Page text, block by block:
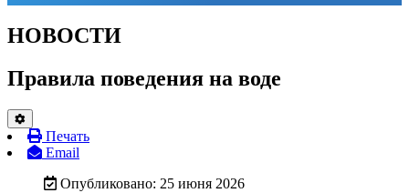
НОВОСТИ
Правила поведения на воде
Печать
Email
Опубликовано: 25 июня 2026